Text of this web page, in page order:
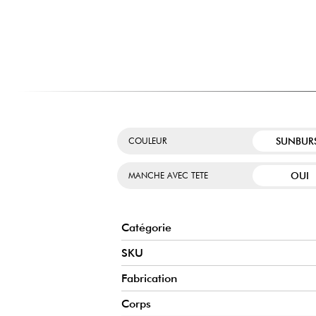
LES FONCTIONNALITÉS DE LA
Chaque élément de la guitare nous ramène à l'époque
COULEUR
MANCHE AVEC TETE OUI
Catégorie
SKU
Fabrication
Corps